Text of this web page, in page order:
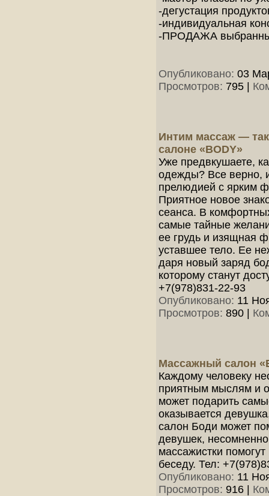
-дегустация
-индивидуальная
-ПРОДАЖА
Опубликовано: 03
Просмотров: 795
Интим массаж —
салоне «BODY»
Уже предвкушаете,
одежды? Все верно,
прелюдией с ярким
Приятное новое
сеанса. В
самые тайные
ее грудь и изящная
уставшее тело. Ее
даря новый заряд
которому станут
+7(978)831-22-93
Опубликовано: 11
Просмотров: 890
Массажный салон
Каждому человеку
приятным мыслям и
может подарить
оказывается
салон Боди может
девушек,
массажистки
беседу. Тел:
Опубликовано: 11
Просмотров: 916